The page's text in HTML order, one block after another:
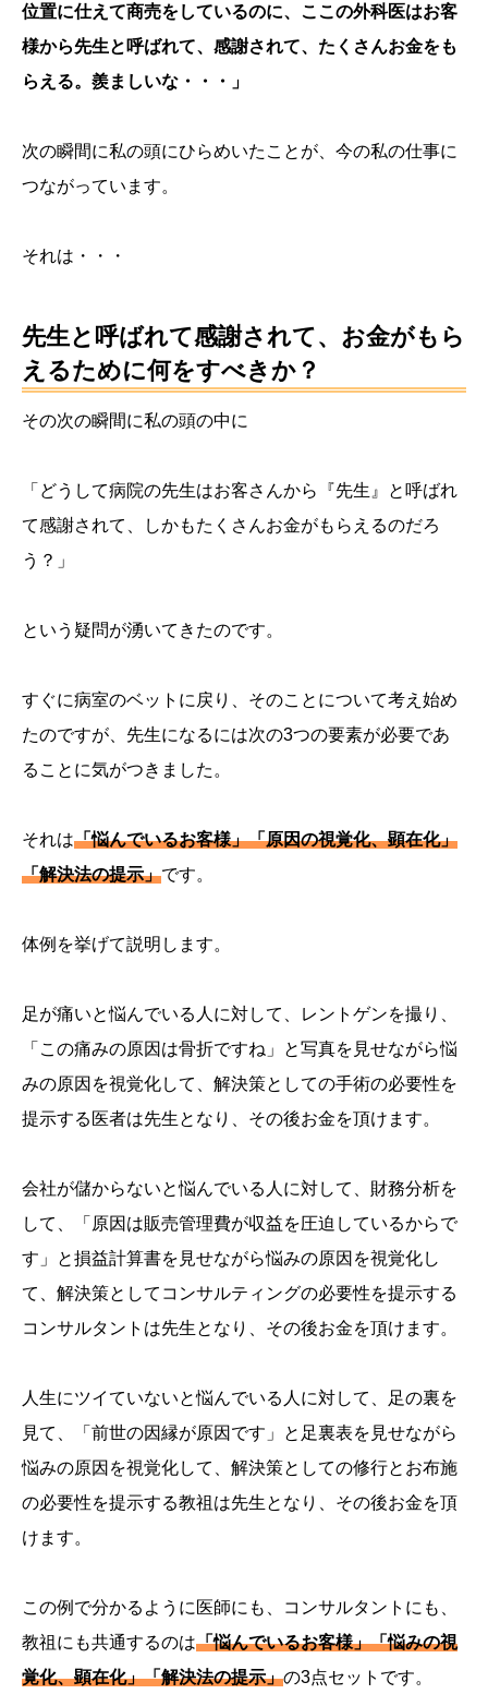
位置に仕えて商売をしているのに、ここの外科医はお客
様から先生と呼ばれて、感謝されて、たくさんお金をも
らえる。羨ましいな・・・」
次の瞬間に私の頭にひらめいたことが、今の私の仕事に
つながっています。
それは・・・
先生と呼ばれて感謝されて、お金がもら
えるために何をすべきか？
その次の瞬間に私の頭の中に
「どうして病院の先生はお客さんから『先生』と呼ばれ
て感謝されて、しかもたくさんお金がもらえるのだろ
う？」
という疑問が湧いてきたのです。
すぐに病室のベットに戻り、そのことについて考え始め
たのですが、先生になるには次の3つの要素が必要であ
ることに気がつきました。
それは「悩んでいるお客様」「原因の視覚化、顕在化」
「解決法の提示」です。
体例を挙げて説明します。
足が痛いと悩んでいる人に対して、レントゲンを撮り、
「この痛みの原因は骨折ですね」と写真を見せながら悩
みの原因を視覚化して、解決策としての手術の必要性を
提示する医者は先生となり、その後お金を頂けます。
会社が儲からないと悩んでいる人に対して、財務分析を
して、「原因は販売管理費が収益を圧迫しているからで
す」と損益計算書を見せながら悩みの原因を視覚化し
て、解決策としてコンサルティングの必要性を提示する
コンサルタントは先生となり、その後お金を頂けます。
人生にツイていないと悩んでいる人に対して、足の裏を
見て、「前世の因縁が原因です」と足裏表を見せながら
悩みの原因を視覚化して、解決策としての修行とお布施
の必要性を提示する教祖は先生となり、その後お金を頂
けます。
この例で分かるように医師にも、コンサルタントにも、
教祖にも共通するのは「悩んでいるお客様」「悩みの視
覚化、顕在化」「解決法の提示」の3点セットです。